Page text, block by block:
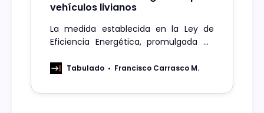
vehículos livianos
La medida establecida en la Ley de
Eficiencia Energética, promulgada en
parque con vehículos más eficientes
consumo de combustibles fósiles y
Tabulado Francisco Carrasco M.